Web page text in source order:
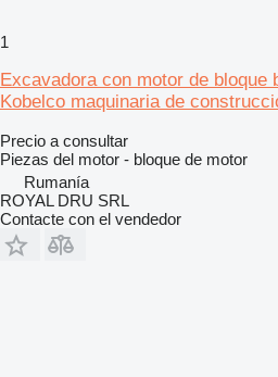
1
Excavadora con motor de bloque
Kobelco maquinaria de
Precio a consultar
Piezas del motor - bloque de motor
Rumanía
ROYAL DRU SRL
Contacte con el vendedor